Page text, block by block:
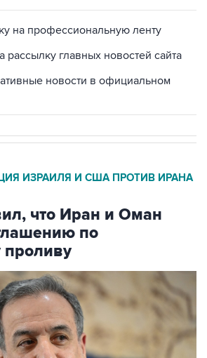
на профессиональную ленту
рассылку главных новостей сайта
новости в официальном
ИЗРАИЛЯ И США ПРОТИВ ИРАНА
что Иран и Оман
по